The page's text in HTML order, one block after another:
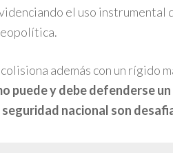
el uso instrumental
además con un rígido
puede y debe defenderse
nacional son